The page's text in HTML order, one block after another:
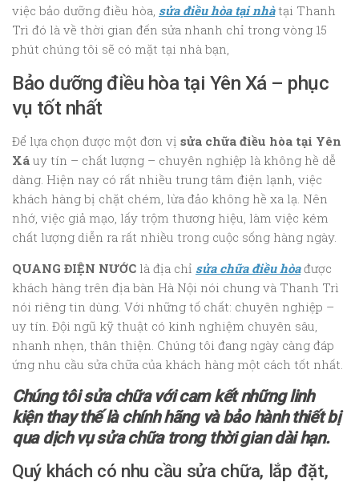
việc bảo dưỡng điều hòa, sửa điều hòa tại nhàtại Thanh
Trì đó là về thời gian đến sửa nhanh chỉ trong vòng 15
phút chúng tôi sẽ có mặt tại nhà bạn,
Bảo dưỡng điều hòa tại Yên Xá – phục
vụ tốt nhất
Để lựa chọn được một đơn vị sửa chữa điều hòa tại Yên
Xá uy tín – chất lượng – chuyên nghiệp là không hề dễ
dàng. Hiện nay có rất nhiều trung tâm điện lạnh, việc
khách hàng bị chặt chém, lừa đảo không hề xa lạ. Nên
nhớ, việc giả mạo, lấy trộm thương hiệu, làm việc kém
chất lượng diễn ra rất nhiều trong cuộc sống hàng ngày.
QUANG ĐIỆN NƯỚC là địa chỉ sửa chữa điều hòađược
khách hàng trên địa bàn Hà Nội nói chung và Thanh Trì
nói riêng tin dùng. Với những tố chất: chuyên nghiệp –
uy tín. Đội ngũ kỹ thuật có kinh nghiệm chuyên sâu,
nhanh nhẹn, thân thiện. Chúng tôi đang ngày càng đáp
ứng nhu cầu sửa chữa của khách hàng một cách tốt nhất.
Chúng tôi sửa chữa với cam kết những linh
kiện thay thế là chính hãng và bảo hành thiết bị
qua dịch vụ sửa chữa trong thời gian dài hạn.
Quý khách có nhu cầu sửa chữa, lắp đặt,